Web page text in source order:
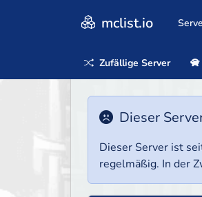
mclist.io
Zufällige Server
Dieser
Dieser Server ist
regelmäßig. In der